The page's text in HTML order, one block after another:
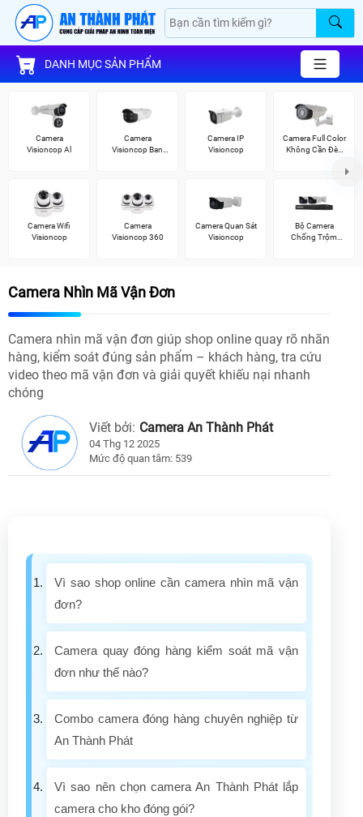
DANH MỤC SẢN PHẨM
Camera
Visioncop Al
Camera
Visioncop Ban
Camera IP
Visioncop
Camera Full Color
Không Cần Đèn
Camera Wifi
Visioncop
Camera
Visioncop 360
Camera Quan Sát
Visioncop
Bộ Camera
Chống Trộm
Camera Nhìn Mã Vận Đơn
Camera nhìn mã vận đơn giúp shop online quay rõ nhãn
hàng, kiểm soát đúng sản phẩm – khách hàng, tra cứu
video theo mã vận đơn và giải quyết khiếu nại nhanh
chóng
Viết bởi: Camera An Thành Phát
04 Thg 12 2025
Mức độ quan tâm: 539
Vì sao shop online cần camera nhìn mã vận
đơn?
Camera quay đóng hàng kiểm soát mã vận
đơn như thế nào?
Combo camera đóng hàng chuyên nghiệp từ
An Thành Phát
Vì sao nên chọn camera An Thành Phát lắp
camera cho kho đóng gói?